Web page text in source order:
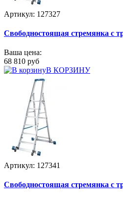
Артикул: 127327
Свободностоящая стремянка с
Ваша цена:
68 810 руб
В КОРЗИНУ
Артикул: 127341
Свободностоящая стремянка с